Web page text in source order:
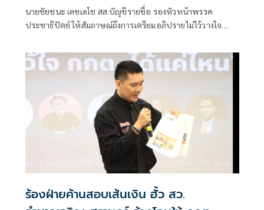
นายชัยชนะ เดชเดโช สส.บัญชีรายชื่อ รองหัวหน้าพรรค
ประชาธิปัตย์ ให้สัมภาษณ์ถึงการเตรียมอภิปรายไม่ไว้วางใจ
ไหร่ที่ฝ่ายค้านมีมติว่ายื่นอภิปรายไม่ไว้วางใจ พรรคร่วมฝ่าย
ค้านก็จะนำเรื่องกลับหารือแต่ละพรรค ยืนยันว่ามีความพร้อม
อยู่แล้ว ซึ่งต้องดูไทม์ไลน์ว่าพรรคประชาชนกำหนดช่วงไหน
ร้องฝ่ายค้านสอบเส้นเงิน ฮั้ว สว.